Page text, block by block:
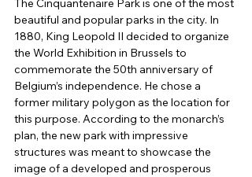
The Cinquantenaire Park is one of the most
beautiful and popular parks in the city. In
1880, King Leopold II decided to organize
the World Exhibition in Brussels to
commemorate the 50th anniversary of
Belgium’s independence. He chose a
former military polygon as the location for
this purpose. According to the monarch’s
plan, the new park with impressive
structures was meant to showcase the
image of a developed and prosperous